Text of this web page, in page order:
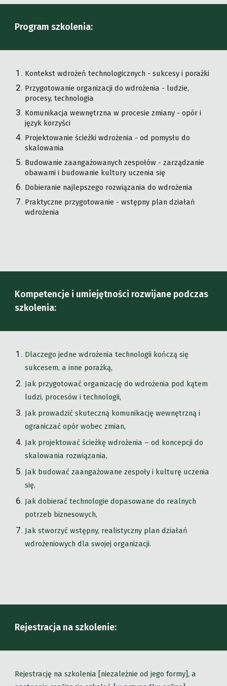
Program szkolenia:
Kontekst wdrożeń technologicznych - sukcesy i porażki
Przygotowanie organizacji do wdrożenia - ludzie,
procesy, technologia
Komunikacja wewnętrzna w procesie zmiany - opór i
język korzyści
Projektowanie ścieżki wdrożenia - od pomysłu do
skalowania
Budowanie zaangażowanych zespołów - zarządzanie
obawami i budowanie kultury uczenia się
Dobieranie najlepszego rozwiązania do wdrożenia
Praktyczne przygotowanie - wstępny plan działań
wdrożenia
Kompetencje i umiejętności rozwijane podczas
szkolenia:
Dlaczego jedne wdrożenia technologii kończą się
sukcesem, a inne porażką,
Jak przygotować organizację do wdrożenia pod kątem
ludzi, procesów i technologii,
Jak prowadzić skuteczną komunikację wewnętrzną i
ograniczać opór wobec zmian,
Jak projektować ścieżkę wdrożenia – od koncepcji do
skalowania rozwiązania,
Jak budować zaangażowane zespoły i kulturę uczenia
się,
Jak dobierać technologie dopasowane do realnych
potrzeb biznesowych,
Jak stworzyć wstępny, realistyczny plan działań
wdrożeniowych dla swojej organizacji.
Rejestracja na szkolenie:
Rejestrację na szkolenia [niezależnie od jego formy], a